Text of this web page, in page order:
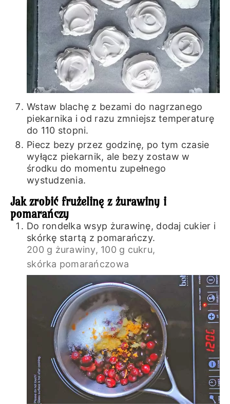
Wstaw blachę z bezami do nagrzanego
piekarnika i od razu zmniejsz temperaturę
do 110 stopni.
Piecz bezy przez godzinę, po tym czasie
wyłącz piekarnik, ale bezy zostaw w
środku do momentu zupełnego
wystudzenia.
Jak zrobić frużelinę z żurawiny i
pomarańczy
Do rondelka wsyp żurawinę, dodaj cukier i
skórkę startą z pomarańczy.
200 g żurawiny, 100 g cukru,
skórka pomarańczowa